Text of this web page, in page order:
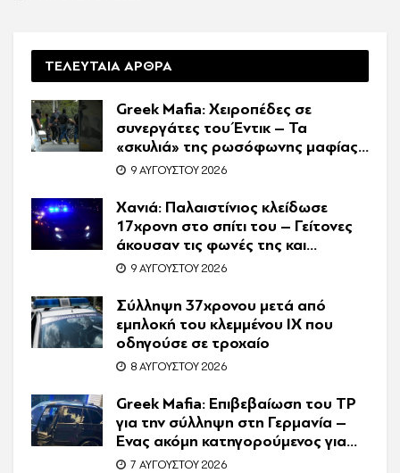
ΤΕΛΕΥΤΑΙΑ ΑΡΘΡΑ
Greek Mafia: Χειροπέδες σε
συνεργάτες του Έντικ – Τα
«σκυλιά» της ρωσόφωνης μαφίας,
οι εκβιασμοί και το υπερπολυτελές
9 ΑΥΓΟΎΣΤΟΥ 2026
Χανιά: Παλαιστίνιος κλείδωσε
17χρονη στο σπίτι του – Γείτονες
άκουσαν τις φωνές της και
κάλεσαν την Αστυνομία
9 ΑΥΓΟΎΣΤΟΥ 2026
Σύλληψη 37χρονου μετά από
εμπλοκή του κλεμμένου ΙΧ που
οδηγούσε σε τροχαίο
8 ΑΥΓΟΎΣΤΟΥ 2026
Greek Mafia: Επιβεβαίωση τoυ ΤP
για την σύλληψη στη Γερμανία –
Ένας ακόμη κατηγορούμενος για
τον θάνατο του Ζαμπούνη
7 ΑΥΓΟΎΣΤΟΥ 2026